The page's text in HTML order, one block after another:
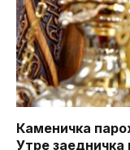
Каменичка
Утре